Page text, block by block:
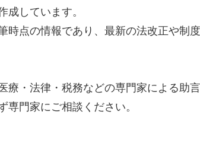
成しています。
時点の情報であり、最新の法改正や制
療・法律・税務などの専門家による助
専門家にご相談ください。